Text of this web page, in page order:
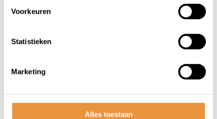
Voorkeuren
Statistieken
Marketing
Alles toestaan
chroom